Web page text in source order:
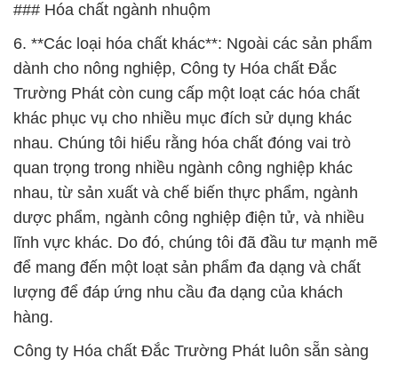
### Hóa chất ngành nhuộm
6. **Các loại hóa chất khác**: Ngoài các sản phẩm
dành cho nông nghiệp, Công ty Hóa chất Đắc
Trường Phát còn cung cấp một loạt các hóa chất
khác phục vụ cho nhiều mục đích sử dụng khác
nhau. Chúng tôi hiểu rằng hóa chất đóng vai trò
quan trọng trong nhiều ngành công nghiệp khác
nhau, từ sản xuất và chế biến thực phẩm, ngành
dược phẩm, ngành công nghiệp điện tử, và nhiều
lĩnh vực khác. Do đó, chúng tôi đã đầu tư mạnh mẽ
để mang đến một loạt sản phẩm đa dạng và chất
lượng để đáp ứng nhu cầu đa dạng của khách
hàng.
Công ty Hóa chất Đắc Trường Phát luôn sẵn sàng